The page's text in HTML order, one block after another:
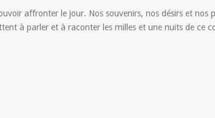
affronter le jour. Nos souvenirs, nos désirs et nos
à parler et à raconter les milles et une nuits de ce